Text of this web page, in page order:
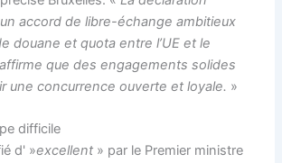
accord de libre-échange ambitieux
douane et quota entre l’UE et le
que des engagements solides
une concurrence ouverte et loyale. »
difficile
d' »excellent » par le Premier ministre